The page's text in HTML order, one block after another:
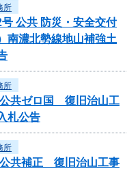
所
公共 防災・安全交付
南濃北勢線地山補強土
所
共ゼロ国 復旧治山工
札公告
所
共補正 復旧治山工事